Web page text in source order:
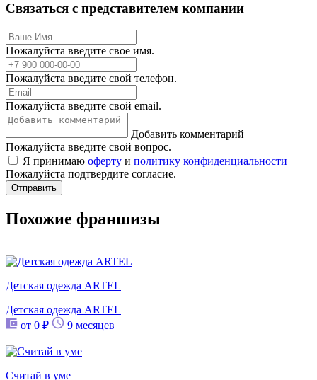
Связаться с представителем компании
Пожалуйста введите свое имя.
Пожалуйста введите свой телефон.
Пожалуйста введите свой email.
Добавить комментарий
Пожалуйста введите свой вопрос.
Я принимаю оферту и политику конфиденциальности
Пожалуйста подтвердите согласие.
Отправить
Похожие франшизы
Детская одежда ARTEL
Детская одежда ARTEL
от 0 ₽
9 месяцев
Считай в уме